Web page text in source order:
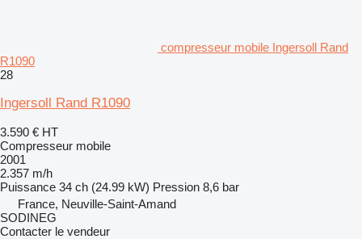
compresseur mobile Ingersoll Rand
R1090
28
Ingersoll Rand R1090
3.590 € HT
Compresseur mobile
2001
2.357 m/h
Puissance 34 ch (24.99 kW) Pression 8,6 bar
France, Neuville-Saint-Amand
SODINEG
Contacter le vendeur